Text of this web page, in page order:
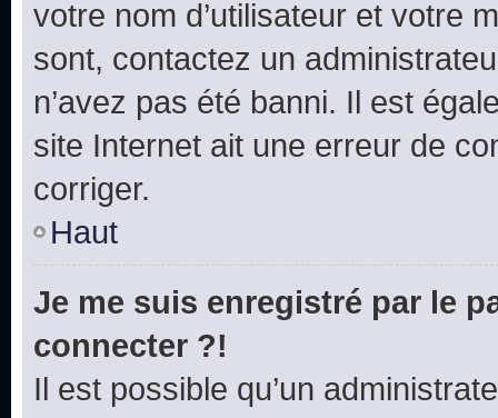
votre nom d’utilisateur et votre
sont, contactez un
n’avez pas été banni. Il est
site Internet ait une erreur de
corriger.
Haut
Je me suis enregistré par le
connecter ?!
Il est possible qu’un